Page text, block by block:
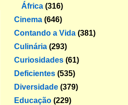
África (316)
Cinema (646)
Contando a Vida (381)
Culinária (293)
Curiosidades (61)
Deficientes (535)
Diversidade (379)
Educação (229)